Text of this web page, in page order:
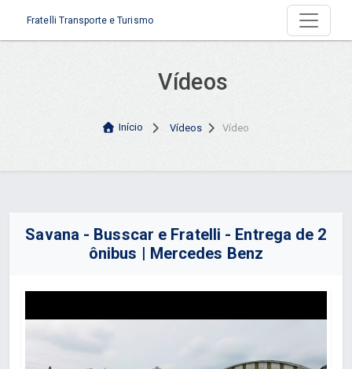
Fratelli Transporte e Turismo
Vídeos
Início Vídeos Vídeo
Savana - Busscar e Fratelli - Entrega de 2
ônibus | Mercedes Benz